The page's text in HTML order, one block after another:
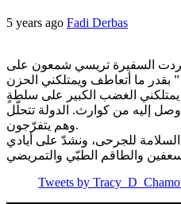
5 years ago Fadi Derbas
السفيرة تريسي شمعون على
” بقدر ما أتعاطف ويمتلكني الحزن
الغضب الكبير على سلطةٍ
وصل إليه من كوارث. الدولة تتحلّل
وهم يتفرّجون.
السلامة للجرحى، ونشدّ على أيادي
Tweets by